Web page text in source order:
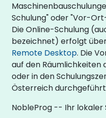
Schulung" oder "Vor-
Die Online-Schulung
bezeichnet) erfolgt
Remote Desktop. Die
auf den Räumlichkeiten
oder in den
Österreich
NobleProg -- Ihr lokaler